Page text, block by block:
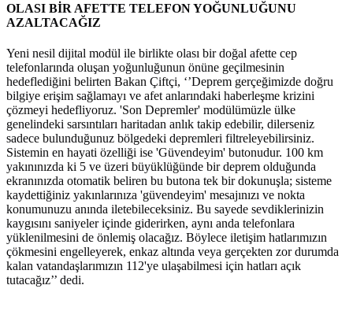
OLASI BİR AFETTE TELEFON YOĞUNLUĞUNU
AZALTACAĞIZ
Yeni nesil dijital modül ile birlikte olası bir doğal afette cep
telefonlarında oluşan yoğunluğunun önüne geçilmesinin
hedeflediğini belirten Bakan Çiftçi, ‘’Deprem gerçeğimizde doğru
bilgiye erişim sağlamayı ve afet anlarındaki haberleşme krizini
çözmeyi hedefliyoruz. 'Son Depremler' modülümüzle ülke
genelindeki sarsıntıları haritadan anlık takip edebilir, dilerseniz
sadece bulunduğunuz bölgedeki depremleri filtreleyebilirsiniz.
Sistemin en hayati özelliği ise 'Güvendeyim' butonudur. 100 km
yakınınızda ki 5 ve üzeri büyüklüğünde bir deprem olduğunda
ekranınızda otomatik beliren bu butona tek bir dokunuşla; sisteme
kaydettiğiniz yakınlarınıza 'güvendeyim' mesajınızı ve nokta
konumunuzu anında iletebileceksiniz. Bu sayede sevdiklerinizin
kaygısını saniyeler içinde giderirken, aynı anda telefonlara
yüklenilmesini de önlemiş olacağız. Böylece iletişim hatlarımızın
çökmesini engelleyerek, enkaz altında veya gerçekten zor durumda
kalan vatandaşlarımızın 112'ye ulaşabilmesi için hatları açık
tutacağız’’ dedi.